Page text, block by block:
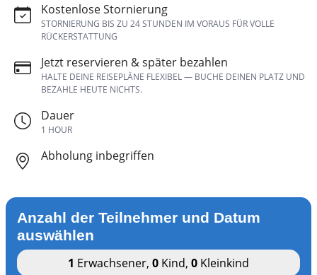
Kostenlose Stornierung
STORNIERUNG BIS ZU 24 STUNDEN IM VORAUS FÜR VOLLE
RÜCKERSTATTUNG
Jetzt reservieren & später bezahlen
HALTE DEINE REISEPLÄNE FLEXIBEL — BUCHE DEINEN PLATZ UND
BEZAHLE HEUTE NICHTS.
Dauer
1 HOUR
Abholung inbegriffen
Anzahl der Teilnehmer und Datum
auswählen
1 Erwachsener, 0 Kind, 0 Kleinkind